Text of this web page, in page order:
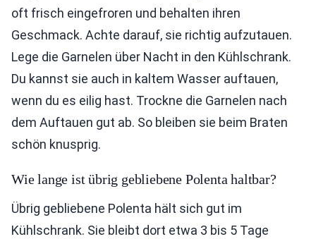
oft frisch eingefroren und behalten ihren
Geschmack. Achte darauf, sie richtig aufzutauen.
Lege die Garnelen über Nacht in den Kühlschrank.
Du kannst sie auch in kaltem Wasser auftauen,
wenn du es eilig hast. Trockne die Garnelen nach
dem Auftauen gut ab. So bleiben sie beim Braten
schön knusprig.
Wie lange ist übrig gebliebene Polenta haltbar?
Übrig gebliebene Polenta hält sich gut im
Kühlschrank. Sie bleibt dort etwa 3 bis 5 Tage